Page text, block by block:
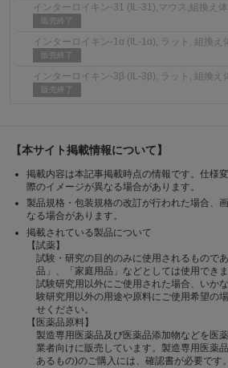
インターロイキン-31 (IL-31),マウス,組換え体
販売終了
インターロイキン-1α (IL-1α), ラット, 組換え
販売終了
インターロイキン-3β (IL-3β), ラット, 組換え
販売終了
【本サイト掲載情報について】
掲載内容は本記事掲載時点の情報です。仕様
際のイメージが異なる場合があります。
製品規格・包装規格の改訂が行われた場合、
なる場合があります。
掲載されている製品について
【試薬】
試験・研究の目的のみに使用されるもので
品」、「家庭用品」などとしては使用できま
試験研究用以外にご使用された場合、いか
験研究用以外の用途や原料にご使用希望の
せください。
【医薬品原料】
製造専用医薬品及び医薬品添加物などを医
業者向けに販売しています。製造専用医薬
あるもの)のご購入には、確認書が必要です。